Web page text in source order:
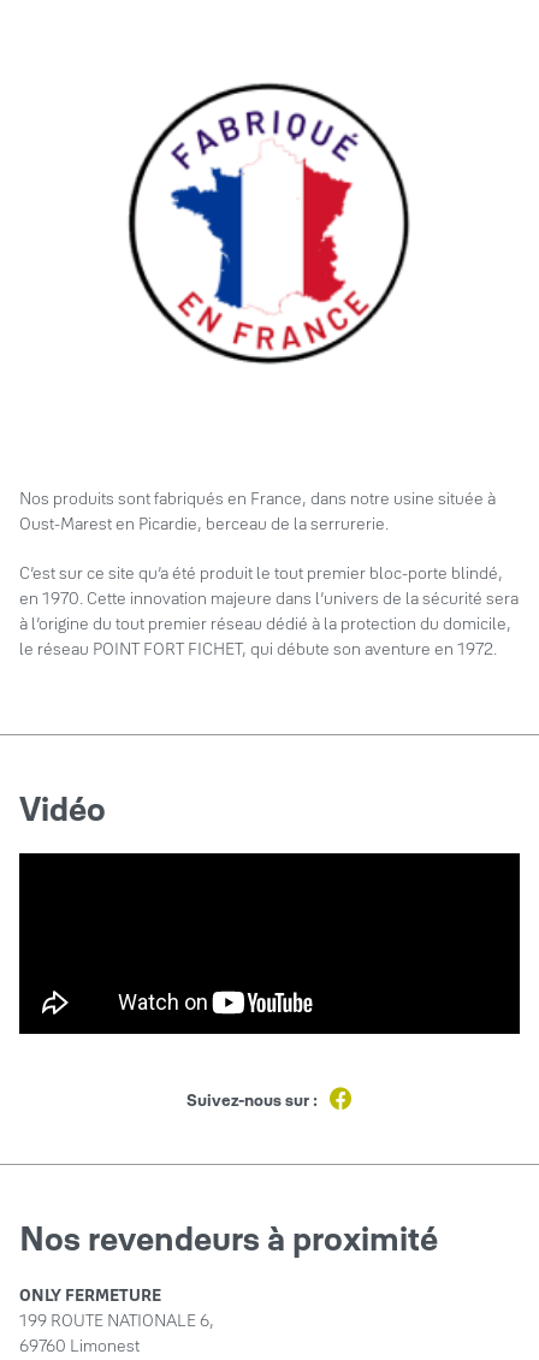
Nos produits sont fabriqués en France, dans notre usine située à
Oust-Marest en Picardie, berceau de la serrurerie.
C’est sur ce site qu’a été produit le tout premier bloc-porte blindé,
en 1970. Cette innovation majeure dans l’univers de la sécurité sera
à l’origine du tout premier réseau dédié à la protection du domicile,
le réseau POINT FORT FICHET, qui débute son aventure en 1972.
Vidéo
Suivez-nous sur :
Nos revendeurs à proximité
ONLY FERMETURE
199 ROUTE NATIONALE 6,
69760 Limonest